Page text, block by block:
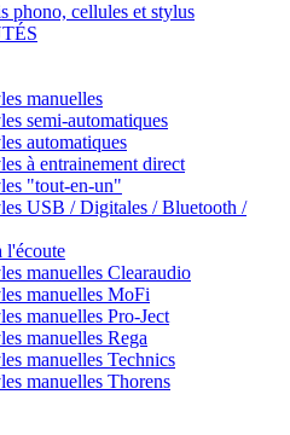
phono, cellules et stylus
manuelles
semi-automatiques
automatiques
à entrainement direct
"tout-en-un"
USB / Digitales / Bluetooth /
l'écoute
manuelles Clearaudio
manuelles MoFi
manuelles Pro-Ject
manuelles Rega
manuelles Technics
manuelles Thorens